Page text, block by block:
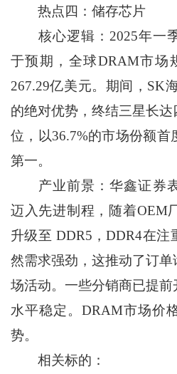
热点四：储存芯片
核心逻辑：2025年一
于预期，全球DRAM市场
267.29亿美元。期间，SK
的绝对优势，终结三星长
位，以36.7%的市场份额
第一。
产业前景：华鑫证券表
迈入先进制程，随着OEM
升级至 DDR5，DDR4在注
然需求强劲，这推动了订
场活动。一些分销商已提
水平稳定。DRAM市场价
势。
相关标的：